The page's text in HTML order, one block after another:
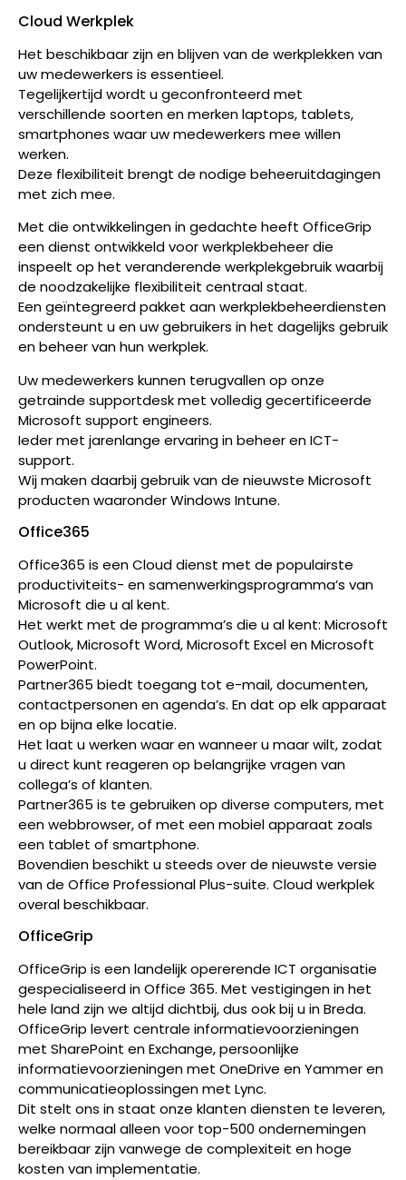
Cloud Werkplek
Het beschikbaar zijn en blijven van de werkplekken van
uw medewerkers is essentieel.
Tegelijkertijd wordt u geconfronteerd met
verschillende soorten en merken laptops, tablets,
smartphones waar uw medewerkers mee willen
werken.
Deze flexibiliteit brengt de nodige beheeruitdagingen
met zich mee.
Met die ontwikkelingen in gedachte heeft OfficeGrip
een dienst ontwikkeld voor werkplekbeheer die
inspeelt op het veranderende werkplekgebruik waarbij
de noodzakelijke flexibiliteit centraal staat.
Een geïntegreerd pakket aan werkplekbeheerdiensten
ondersteunt u en uw gebruikers in het dagelijks gebruik
en beheer van hun werkplek.
Uw medewerkers kunnen terugvallen op onze
getrainde supportdesk met volledig gecertificeerde
Microsoft support engineers.
Ieder met jarenlange ervaring in beheer en ICT-
support.
Wij maken daarbij gebruik van de nieuwste Microsoft
producten waaronder Windows Intune.
Office365
Office365 is een Cloud dienst met de populairste
productiviteits- en samenwerkingsprogramma’s van
Microsoft die u al kent.
Het werkt met de programma’s die u al kent: Microsoft
Outlook, Microsoft Word, Microsoft Excel en Microsoft
PowerPoint.
Partner365 biedt toegang tot e-mail, documenten,
contactpersonen en agenda’s. En dat op elk apparaat
en op bijna elke locatie.
Het laat u werken waar en wanneer u maar wilt, zodat
u direct kunt reageren op belangrijke vragen van
collega’s of klanten.
Partner365 is te gebruiken op diverse computers, met
een webbrowser, of met een mobiel apparaat zoals
een tablet of smartphone.
Bovendien beschikt u steeds over de nieuwste versie
van de Office Professional Plus-suite. Cloud werkplek
overal beschikbaar.
OfficeGrip
OfficeGrip is een landelijk opererende ICT organisatie
gespecialiseerd in Office 365. Met vestigingen in het
hele land zijn we altijd dichtbij, dus ook bij u in Breda.
OfficeGrip levert centrale informatievoorzieningen
met SharePoint en Exchange, persoonlijke
informatievoorzieningen met OneDrive en Yammer en
communicatieoplossingen met Lync.
Dit stelt ons in staat onze klanten diensten te leveren,
welke normaal alleen voor top-500 ondernemingen
bereikbaar zijn vanwege de complexiteit en hoge
kosten van implementatie.